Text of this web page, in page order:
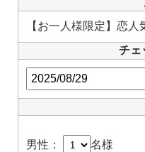
【お一人様限定】恋人
チェ
男性： 名様